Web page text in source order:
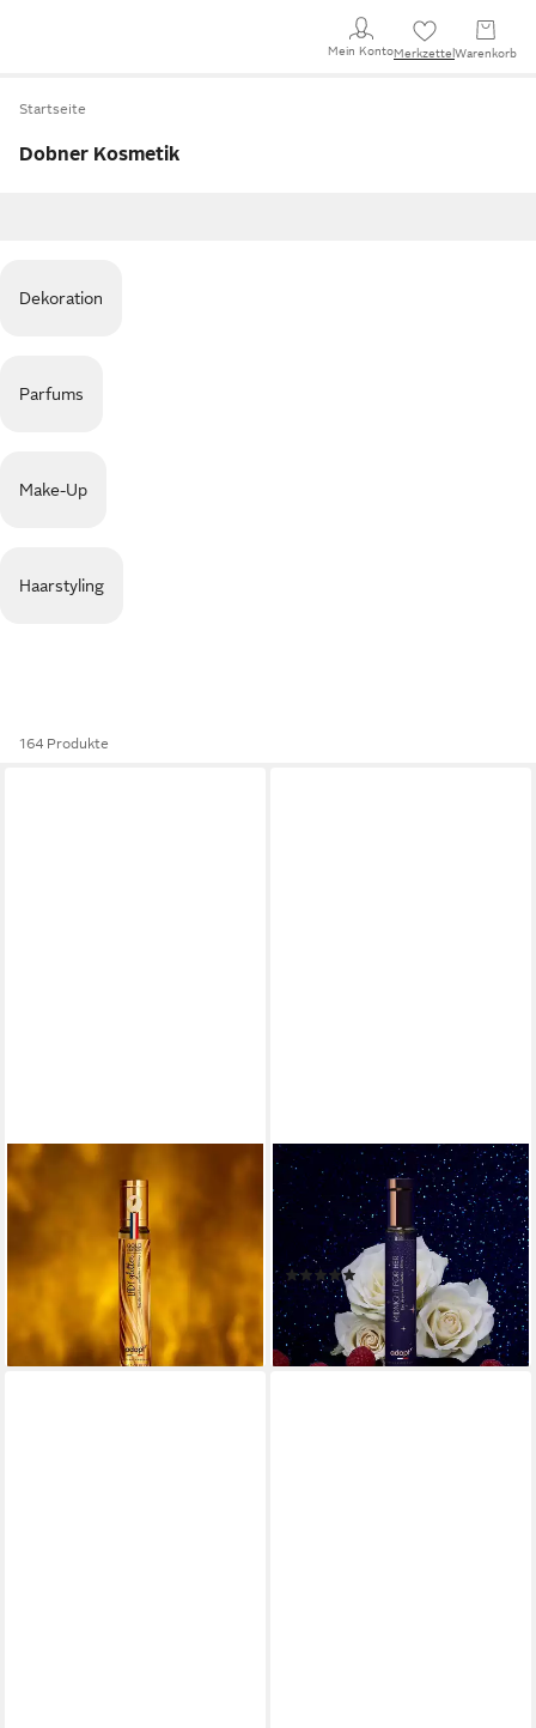
Mein KontoMerkzettel Warenkorb
Startseite
Dobner Kosmetik
Dekoration
Parfums
Make-Up
Haarstyling
164 Produkte
Eau de Parfum adopt LADY
GLITTER Eau de Parfum
30ml Damenduft
(39,83 €/ 100 ml)
lieferbar - in 3-4 Werktagen bei dir
ADOPT
Eau de Parfum adopt
MIDNIGHT FOR HER 30ml
Eau de Parfum
(2)
11,95 €
(39,83 €/ 100 ml)
lieferbar - in 3-4 Werktagen bei dir